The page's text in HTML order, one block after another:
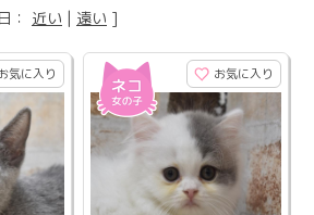
近い | 遠い ]
気に入り お気に入り